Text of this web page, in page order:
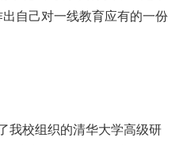
自己对一线教育应有的一份
我校组织的清华大学高级研